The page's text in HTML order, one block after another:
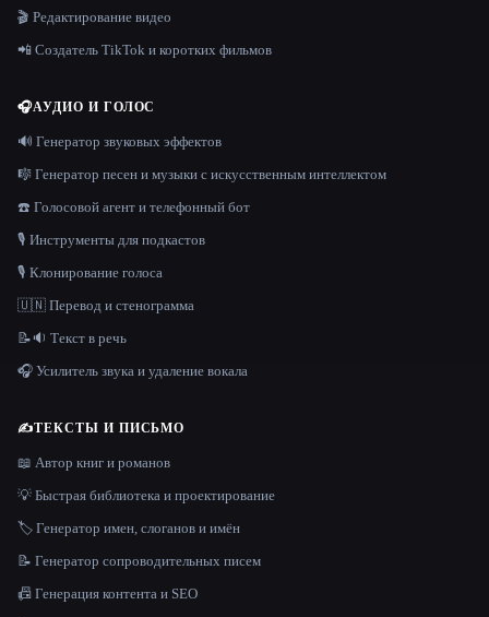
🎬 Редактирование видео
📲 Создатель TikTok и коротких фильмов
🎧АУДИО И ГОЛОС
🔊 Генератор звуковых эффектов
🎼 Генератор песен и музыки с искусственным интеллектом
☎️ Голосовой агент и телефонный бот
🎙️ Инструменты для подкастов
🎙️ Клонирование голоса
🇺🇳 Перевод и стенограмма
📝🔉 Текст в речь
🎧 Усилитель звука и удаление вокала
✍️ТЕКСТЫ И ПИСЬМО
📖 Автор книг и романов
💡 Быстрая библиотека и проектирование
🏷️ Генератор имен, слоганов и имён
📝 Генератор сопроводительных писем
📠 Генерация контента и SEO